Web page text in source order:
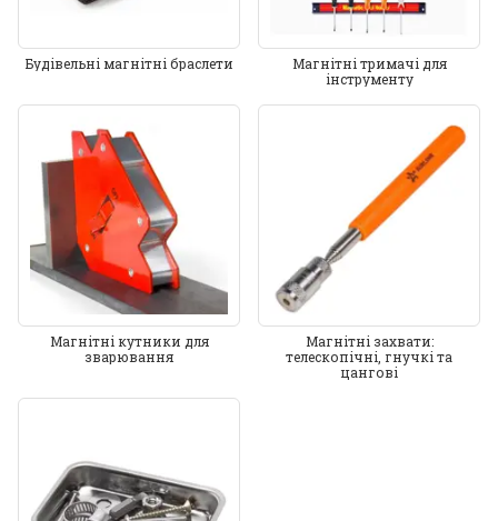
Будівельні магнітні браслети
Магнітні тримачі для
інструменту
Магнітні кутники для
зварювання
Магнітні захвати:
телескопічні, гнучкі та
цангові